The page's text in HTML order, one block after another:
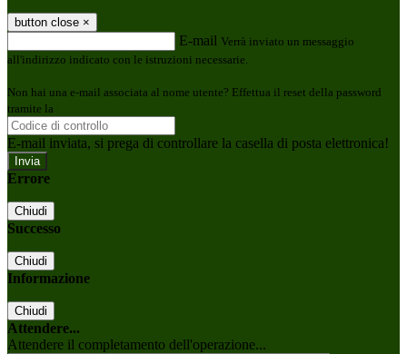
button close ×
E-mail Verrà inviato un messaggio
all'indirizzo indicato con le istruzioni necessarie.
Non hai una e-mail associata al nome utente? Effettua il reset della password
tramite la
E-mail inviata, si prega di controllare la casella di posta elettronica!
Errore
Chiudi
Successo
Chiudi
Informazione
Chiudi
Attendere...
Attendere il completamento dell'operazione...